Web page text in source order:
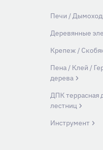
Печи /
Деревянные
Крепеж /
Пена / Клей /
дерева
ДПК террасная
лестниц
Инструмент